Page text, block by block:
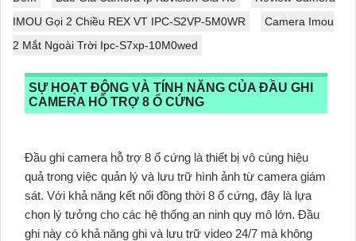
IMOU Gọi 2 Chiều REX VT IPC-S2VP-5M0WR
Camera Imou
2 Mắt Ngoài Trời Ipc-S7xp-10M0wed
SỰ HOẠT ĐỘNG VÀ TÍNH NĂNG CỦA ĐẦU GHI
CAMERA HỖ TRỢ 8 Ổ CỨNG
Đầu ghi camera hỗ trợ 8 ổ cứng là thiết bị vô cùng hiệu
quả trong việc quản lý và lưu trữ hình ảnh từ camera giám
sát. Với khả năng kết nối đồng thời 8 ổ cứng, đây là lựa
chọn lý tưởng cho các hệ thống an ninh quy mô lớn. Đầu
ghi này có khả năng ghi và lưu trữ video 24/7 mà không